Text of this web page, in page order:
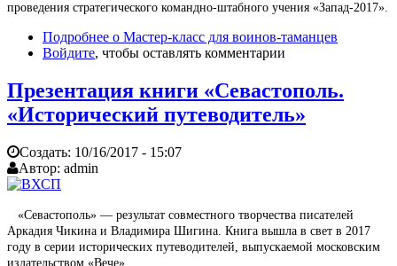
проведения стратегического командно-штабного учения «Запад-2017».
Подробнее о Мастер-класс для воинов-таманцев
Войдите, чтобы оставлять комментарии
Презентация книги «Севастополь.
«Исторический путеводитель»
Создать: 10/16/2017 - 15:07
Автор: admin
«Севастополь» — результат совместного творчества писателей
Аркадия Чикина и Владимира Шигина. Книга вышла в свет в 2017
году в серии исторических путеводителей, выпускаемой московским
издательством «Вече».